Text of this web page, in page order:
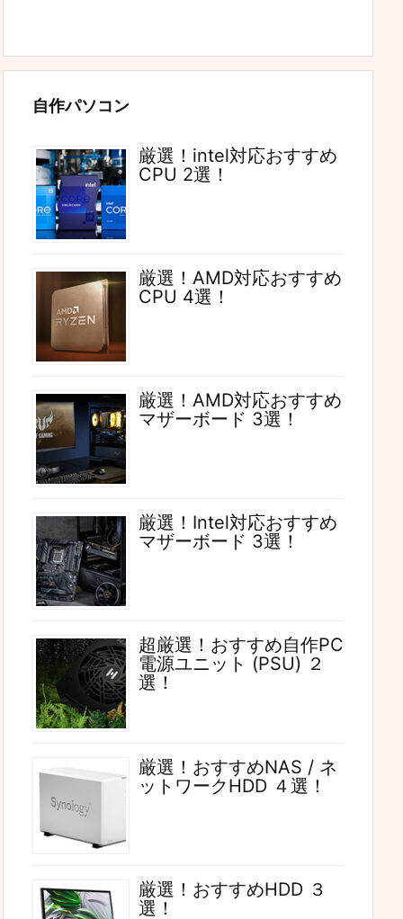
自作パソコン
厳選！intel対応おすすめ
CPU 2選！
厳選！AMD対応おすすめ
CPU 4選！
厳選！AMD対応おすすめ
マザーボード 3選！
厳選！Intel対応おすすめ
マザーボード 3選！
超厳選！おすすめ自作PC
電源ユニット (PSU) ２
選！
厳選！おすすめNAS / ネ
ットワークHDD ４選！
厳選！おすすめHDD ３
選！